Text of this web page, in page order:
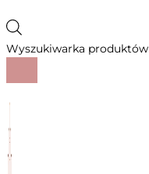
Wyszukiwarka produktów